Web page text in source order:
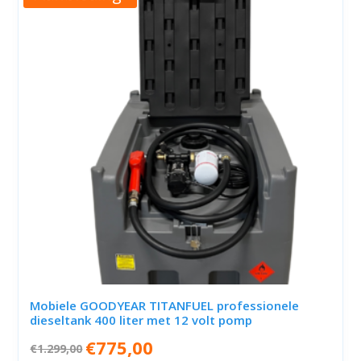
Mobiele GOODYEAR TITANFUEL professionele
dieseltank 400 liter met 12 volt pomp
€1.299,00 Oorspronkelijke
€775,00